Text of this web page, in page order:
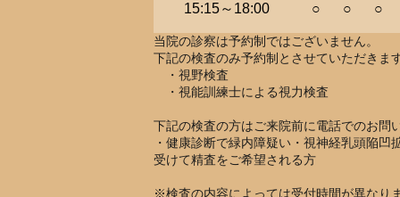
15:15～18:00 ○ ○ ○
当院の診察は予約制ではございません。
下記の検査のみ予約制とさせていただきます
・視野検査
・視能訓練士による視力検査
下記の検査の方はご来院前に電話でのお問
・健康診断で緑内障疑い・視神経乳頭陥凹
受けて精査をご希望される方
※検査の内容によっては受付時間が異なりま